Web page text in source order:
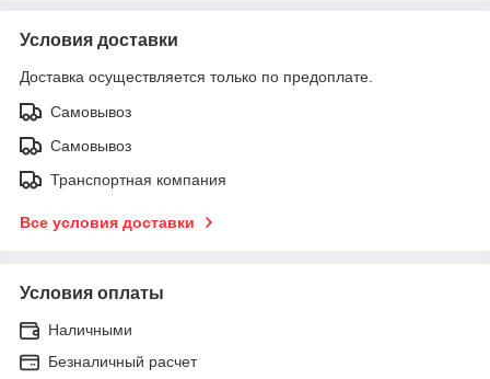
Условия доставки
Доставка осуществляется только по предоплате.
Самовывоз
Самовывоз
Транспортная компания
Все условия доставки
Условия оплаты
Наличными
Безналичный расчет